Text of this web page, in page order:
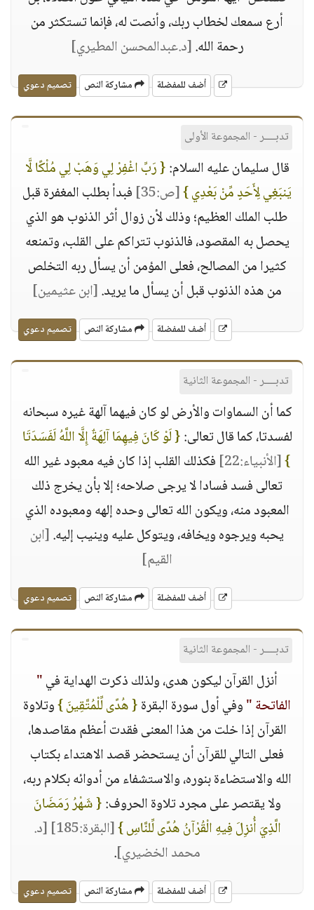
أرع سمعك لخطاب ربك، وأنصت له، فإنما تستكثر من
رحمة الله.[د.عبدالمحسن المطيري]
أضف للمفضلة مشاركة النص تصميم دعوي
تدبــــر - المجموعة الأولى
قال سليمان عليه السلام:{ رَبِّ اغْفِرْ لِي وَهَبْ لِي مُلْكًا لَّا
يَنبَغِي لِأَحَدٍ مِّنْ بَعْدِي }[ص:35]
فبدأ بطلب المغفرة قبل
طلب الملك العظيم؛ وذلك لأن زوال أثر الذنوب هو الذي
يحصل به المقصود، فالذنوب تتراكم على القلب، وتمنعه
كثيرا من المصالح، فعلى المؤمن أن يسأل ربه التخلص
من هذه الذنوب قبل أن يسأل ما يريد.[ابن عثيمين]
أضف للمفضلة مشاركة النص تصميم دعوي
تدبــــر - المجموعة الثانية
كما أن السماوات والأرض لو كان فيهما آلهة غيره سبحانه
لفسدتا، كما قال تعالى:{ لَوْ كَانَ فِيهِمَا آلِهَةٌ إِلَّا اللَّهُ لَفَسَدَتَا
}[الأنبياء:22]
فكذلك القلب إذا كان فيه معبود غير الله
تعالى فسد فسادا لا يرجى صلاحه؛ إلا بأن يخرج ذلك
المعبود منه، ويكون الله تعالى وحده إلهه ومعبوده الذي
يحبه ويرجوه ويخافه، ويتوكل عليه وينيب إليه.[ابن
القيم]
أضف للمفضلة مشاركة النص تصميم دعوي
تدبــــر - المجموعة الثانية
أنزل القرآن ليكون هدى، ولذلك ذكرت الهداية في"
الفاتحة "وفي أول سورة البقرة{ هُدًى لِّلْمُتَّقِينَ }وتلاوة
القرآن إذا خلت من هذا المعنى فقدت أعظم مقاصدها،
فعلى التالي للقرآن أن يستحضر قصد الاهتداء بكتاب
الله والاستضاءة بنوره، والاستشفاء من أدوائه بكلام ربه،
ولا يقتصر على مجرد تلاوة الحروف:{ شَهْرُ رَمَضَانَ
الَّذِيَ أُنزِلَ فِيهِ الْقُرْآنُ هُدًى لِّلنَّاسِ }[البقرة:185]
[د.
محمد الخضيري].
أضف للمفضلة مشاركة النص تصميم دعوي